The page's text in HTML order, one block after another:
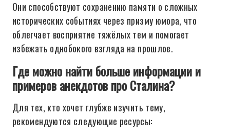
Они способствуют сохранению памяти о сложных
исторических событиях через призму юмора, что
облегчает восприятие тяжёлых тем и помогает
избежать однобокого взгляда на прошлое.
Где можно найти больше информации и
примеров анекдотов про Сталина?
Для тех, кто хочет глубже изучить тему,
рекомендуются следующие ресурсы: